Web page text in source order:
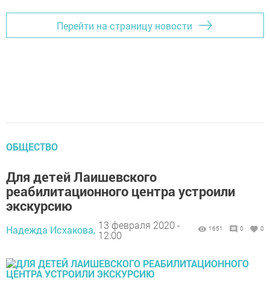
Перейти на страницу новости
ОБЩЕСТВО
Для детей Лаишевского
реабилитационного центра устроили
экскурсию
Надежда Исхакова, 13 февраля 2020 -
12:00
1651 0 0